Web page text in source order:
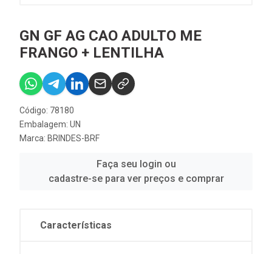
GN GF AG CAO ADULTO ME
FRANGO + LENTILHA
Código: 78180
Embalagem: UN
Marca: BRINDES-BRF
Faça seu login ou
cadastre-se para ver preços e comprar
Características